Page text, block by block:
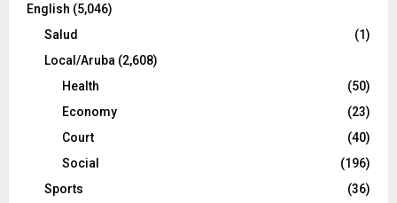
English (5,046)
Salud
(1)
Local/Aruba (2,608)
Health
(50)
Economy
(23)
Court
(40)
Social
(196)
Sports
(36)